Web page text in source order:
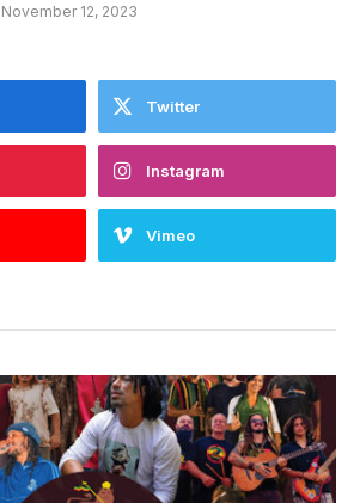
November 12, 2023
Twitter
Instagram
Vimeo